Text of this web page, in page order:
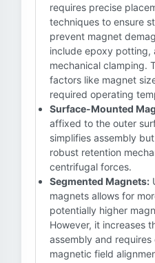
requires precise
techniques to ensure
prevent magnet
include epoxy potting,
mechanical clamping.
factors like magnet
required operating
Surface-Mounted
affixed to the outer
simplifies assembly
robust retention
centrifugal forces.
Segmented Magnets:
magnets allows for
potentially higher
However, it increases
assembly and
magnetic field